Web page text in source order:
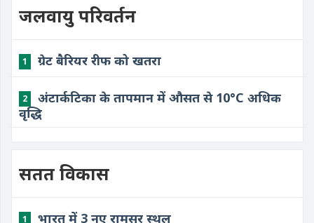
जलवायु परिवर्तन
1 ग्रेट बैरियर रीफ को खतरा
2
​अंटार्कटिका के तापमान में औसत से 10°C अधिक
वृद्धि
सतत विकास
1 ​भारत में 3 नए रामसर स्थल